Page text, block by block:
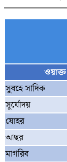
ওয়াক্ত
সুবহে সাদিক
সূর্যোদয়
যোহর
আছর
মাগরিব